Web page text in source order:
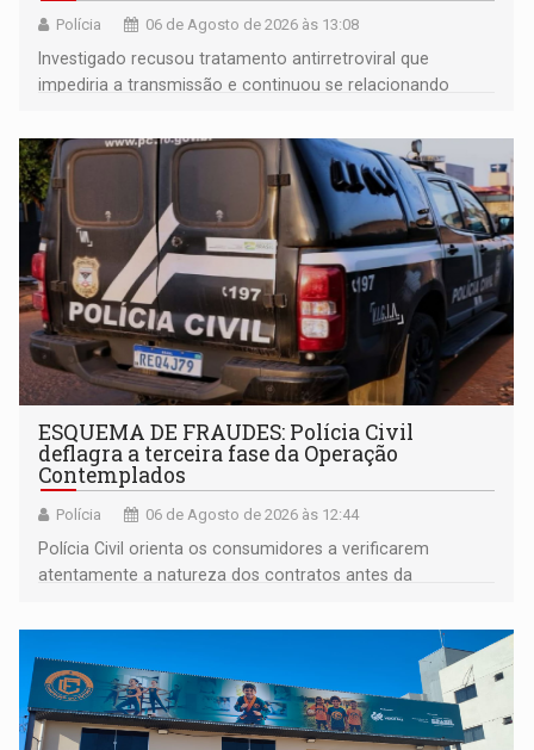
Polícia 06 de Agosto de 2026 às 13:08
Investigado recusou tratamento antirretroviral que
impediria a transmissão e continuou se relacionando
ESQUEMA DE FRAUDES: Polícia Civil
deflagra a terceira fase da Operação
Contemplados
Polícia 06 de Agosto de 2026 às 12:44
Polícia Civil orienta os consumidores a verificarem
atentamente a natureza dos contratos antes da